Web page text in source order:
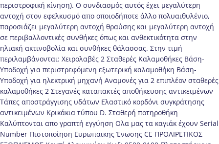
περιστροφική κίνηση). Ο συνδιασμός αυτός έχει μεγαλύτερη
αντοχή στον εφελκυσμό απο οποιοδήποτε άλλο πολυαιθυλένιο,
παροσιάζει μεγαλύτερη αντοχή θραύσης και μεγαλύτερη αντοχή
σε περιβαλλοντικές συνθήκες όπως και ανθεκτικότητα στην
ηλιακή ακτινοβολία και συνθήκες θάλασσας. Στην τιμή
περιλαμβάνονται: Xειρολαβές 2 Σταθερές Καλαμοθήκες Βάση-
Υποδοχή για περιστρεφόμενη εξωτερική καλαμοθήκη Βάση-
Υποδοχή για ηλεκτρική μηχανή Αναμονές για 2 επιπλέον σταθερές
καλαμοθήκες 2 Στεγανές καταπακτές αποθήκευσης αντικειμένων
Τάπες αποστράγγισης υδάτων Ελαστικό κορδόνι συγκράτησης
αντικειμένων Κρικάκια τύπου D. Σταθερή ποτηροθήκη
Καλύπτονται απο γραπτή εγγύηση Ολα μας τα καγιάκ έχουν Serial
Number Πιστοποίηση Ευρωπαικης Ένωσης CE ΠΡΟΑΙΡΕΤΙΚΟΣ